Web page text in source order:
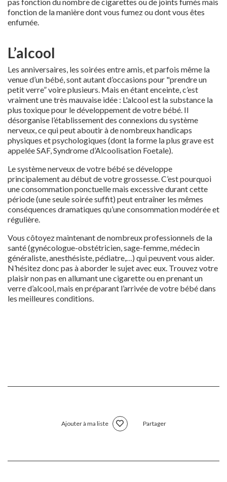
fonction de la manière dont vous fumez ou dont vous êtes
enfumée.
L’alcool
Les anniversaires, les soirées entre amis, et parfois même la
venue d’un bébé, sont autant d’occasions pour "prendre un
petit verre” voire plusieurs. Mais en étant enceinte, c’est
vraiment une très mauvaise idée : L'alcool est la substance la
plus toxique pour le développement de votre bébé. Il
désorganise l’établissement des connexions du système
nerveux, ce qui peut aboutir à de nombreux handicaps
physiques et psychologiques (dont la forme la plus grave est
appelée SAF, Syndrome d’Alcoolisation Foetale).
Le système nerveux de votre bébé se développe
principalement au début de votre grossesse. C’est pourquoi
une consommation ponctuelle mais excessive durant cette
période (une seule soirée suffit) peut entraîner les mêmes
conséquences dramatiques qu’une consommation modérée et
régulière.
Vous côtoyez maintenant de nombreux professionnels de la
santé (gynécologue-obstétricien, sage-femme, médecin
généraliste, anesthésiste, pédiatre,…) qui peuvent vous aider.
N’hésitez donc pas à aborder le sujet avec eux. Trouvez votre
plaisir non pas en allumant une cigarette ou en prenant un
verre d’alcool, mais en préparant l’arrivée de votre bébé dans
les meilleures conditions.
Ajouter à ma liste Partager